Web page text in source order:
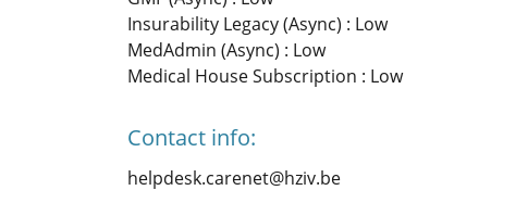
Insurability Legacy (Async) : Low
MedAdmin (Async) : Low
Medical House Subscription : Low
Contact info:
helpdesk.carenet@hziv.be